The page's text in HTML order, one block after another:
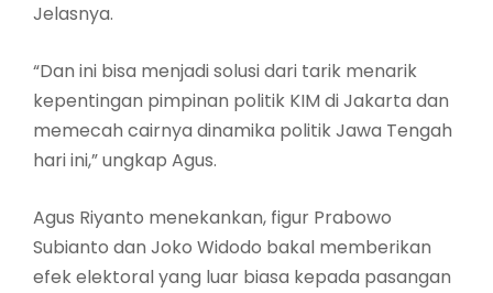
Jelasnya.
“Dan ini bisa menjadi solusi dari tarik menarik
kepentingan pimpinan politik KIM di Jakarta dan
memecah cairnya dinamika politik Jawa Tengah
hari ini,” ungkap Agus.
Agus Riyanto menekankan, figur Prabowo
Subianto dan Joko Widodo bakal memberikan
efek elektoral yang luar biasa kepada pasangan